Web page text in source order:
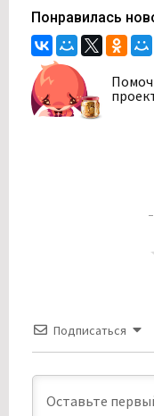
Понравилась
Подписаться